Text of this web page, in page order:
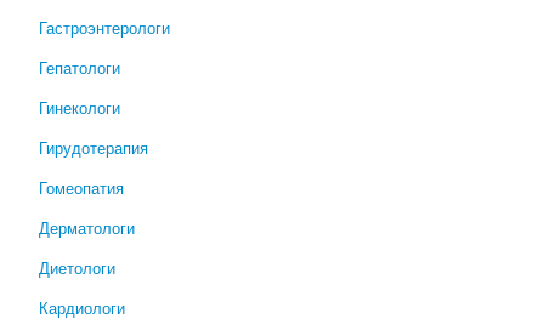
Гастроэнтерологи
Гепатологи
Гинекологи
Гирудотерапия
Гомеопатия
Дерматологи
Диетологи
Кардиологи